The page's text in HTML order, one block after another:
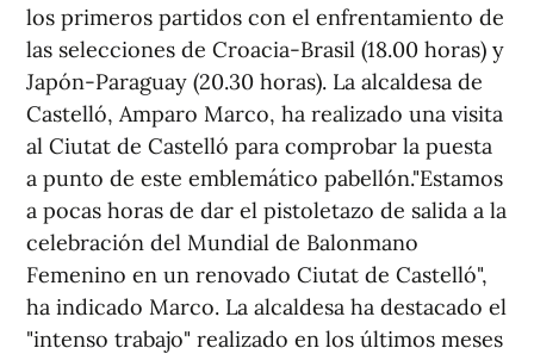
los primeros partidos con el enfrentamiento de
las selecciones de Croacia-Brasil (18.00 horas) y
Japón-Paraguay (20.30 horas). La alcaldesa de
Castelló, Amparo Marco, ha realizado una visita
al Ciutat de Castelló para comprobar la puesta
a punto de este emblemático pabellón."Estamos
a pocas horas de dar el pistoletazo de salida a la
celebración del Mundial de Balonmano
Femenino en un renovado Ciutat de Castelló",
ha indicado Marco. La alcaldesa ha destacado el
"intenso trabajo" realizado en los últimos meses